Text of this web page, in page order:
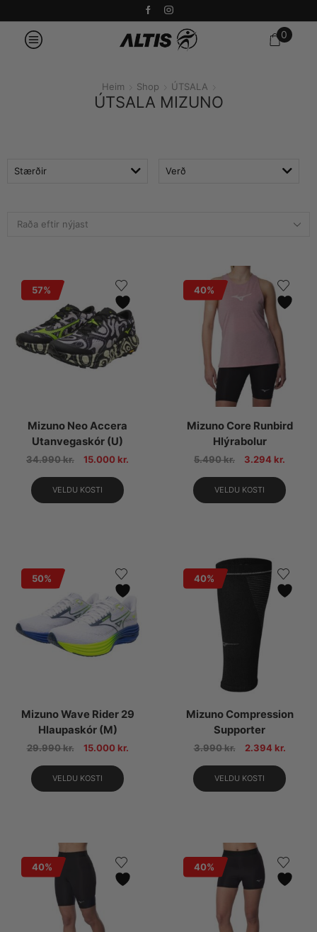
0
Heim Shop ÚTSALA
ÚTSALA MIZUNO
Stærðir Verð
57%
Mizuno Neo Accera
Utanvegaskór (U)
34.990kr. 15.000 kr.
VELDU KOSTI
40%
Mizuno Core Runbird
Hlýrabolur
5.490kr. 3.294 kr.
VELDU KOSTI
50%
Mizuno Wave Rider 29
Hlaupaskór (M)
29.990kr. 15.000 kr.
VELDU KOSTI
40%
Mizuno Compression
Supporter
3.990kr. 2.394 kr.
VELDU KOSTI
40% 40%